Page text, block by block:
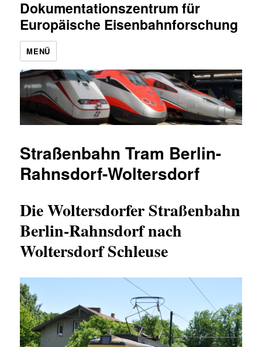
Dokumentationszentrum für
Europäische Eisenbahnforschung
MENÜ
Straßenbahn Tram Berlin-
Rahnsdorf-Woltersdorf
Die Woltersdorfer Straßenbahn
Berlin-Rahnsdorf nach
Woltersdorf Schleuse